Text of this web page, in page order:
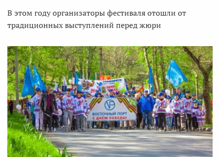
В этом году организаторы фестиваля отошли от
традиционных выступлений перед жюри